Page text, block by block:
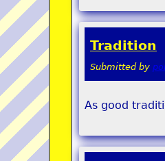
Tradition
Submitted by
As good